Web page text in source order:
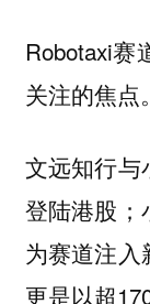
Robotaxi赛
关注的焦点。
文远知行与
登陆港股；
为赛道注
更是以超